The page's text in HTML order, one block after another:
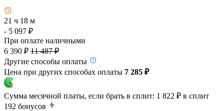
21 ч 18 м
- 5 097 ₽
При оплате наличными
6 390 ₽ 11 487 ₽
Другие способы оплаты
Цена при других способах оплаты 7 285 ₽
Сумма месячной платы, если брать в сплит: 1 822 ₽ в сплит
192 бонусов